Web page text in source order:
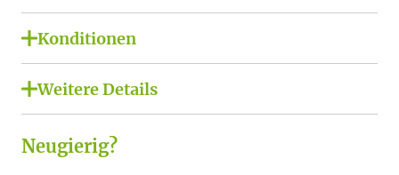
Konditionen
Provision brutto:
Weitere Details
Stadtrand, Villengegend, Grünlage, Ländliche Lage,
Neugierig?